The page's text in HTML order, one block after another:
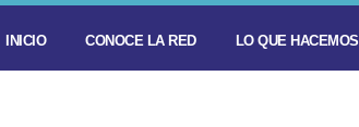
INICIO CONOCE LA RED LO QUE HACEMOS